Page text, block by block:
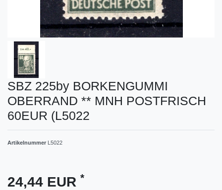
SBZ 225by BORKENGUMMI
OBERRAND ** MNH POSTFRISCH
60EUR (L5022
Artikelnummer L5022
24,44 EUR *